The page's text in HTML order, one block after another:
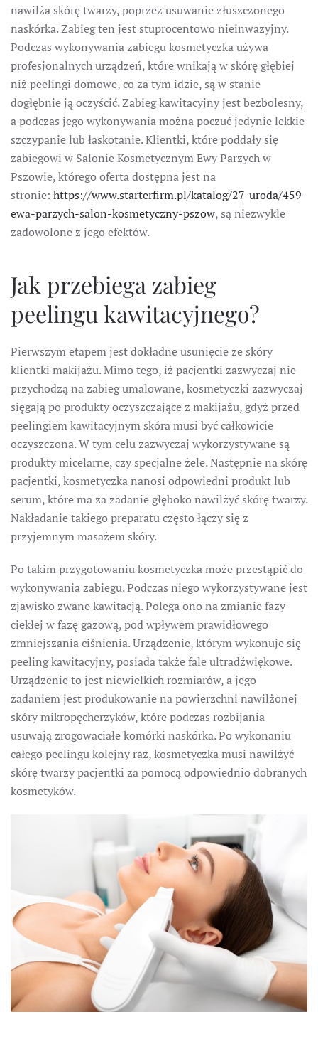
nawilża skórę twarzy, poprzez usuwanie złuszczonego
naskórka. Zabieg ten jest stuprocentowo nieinwazyjny.
Podczas wykonywania zabiegu kosmetyczka używa
profesjonalnych urządzeń, które wnikają w skórę głębiej
niż peelingi domowe, co za tym idzie, są w stanie
dogłębnie ją oczyścić. Zabieg kawitacyjny jest bezbolesny,
a podczas jego wykonywania można poczuć jedynie lekkie
szczypanie lub łaskotanie. Klientki, które poddały się
zabiegowi w Salonie Kosmetycznym Ewy Parzych w
Pszowie, którego oferta dostępna jest na
stronie: https://www.starterfirm.pl/katalog/27-uroda/459-
ewa-parzych-salon-kosmetyczny-pszow, są niezwykle
zadowolone z jego efektów.
Jak przebiega zabieg
peelingu kawitacyjnego?
Pierwszym etapem jest dokładne usunięcie ze skóry
klientki makijażu. Mimo tego, iż pacjentki zazwyczaj nie
przychodzą na zabieg umalowane, kosmetyczki zazwyczaj
sięgają po produkty oczyszczające z makijażu, gdyż przed
peelingiem kawitacyjnym skóra musi być całkowicie
oczyszczona. W tym celu zazwyczaj wykorzystywane są
produkty micelarne, czy specjalne żele. Następnie na skórę
pacjentki, kosmetyczka nanosi odpowiedni produkt lub
serum, które ma za zadanie głęboko nawilżyć skórę twarzy.
Nakładanie takiego preparatu często łączy się z
przyjemnym masażem skóry.
Po takim przygotowaniu kosmetyczka może przestąpić do
wykonywania zabiegu. Podczas niego wykorzystywane jest
zjawisko zwane kawitacją. Polega ono na zmianie fazy
ciekłej w fazę gazową, pod wpływem prawidłowego
zmniejszania ciśnienia. Urządzenie, którym wykonuje się
peeling kawitacyjny, posiada także fale ultradźwiękowe.
Urządzenie to jest niewielkich rozmiarów, a jego
zadaniem jest produkowanie na powierzchni nawilżonej
skóry mikropęcherzyków, które podczas rozbijania
usuwają zrogowaciałe komórki naskórka. Po wykonaniu
całego peelingu kolejny raz, kosmetyczka musi nawilżyć
skórę twarzy pacjentki za pomocą odpowiednio dobranych
kosmetyków.